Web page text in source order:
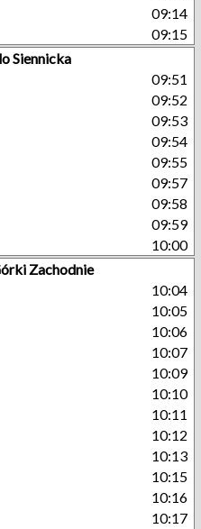
09:14
09:15
Siennicka
09:51
09:52
09:53
09:54
09:55
09:57
09:58
09:59
10:00
Zachodnie
10:04
10:05
10:06
10:07
10:09
10:10
10:11
10:12
10:13
10:15
10:16
10:17